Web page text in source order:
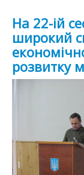
На 22-ій
широкий
розвитку